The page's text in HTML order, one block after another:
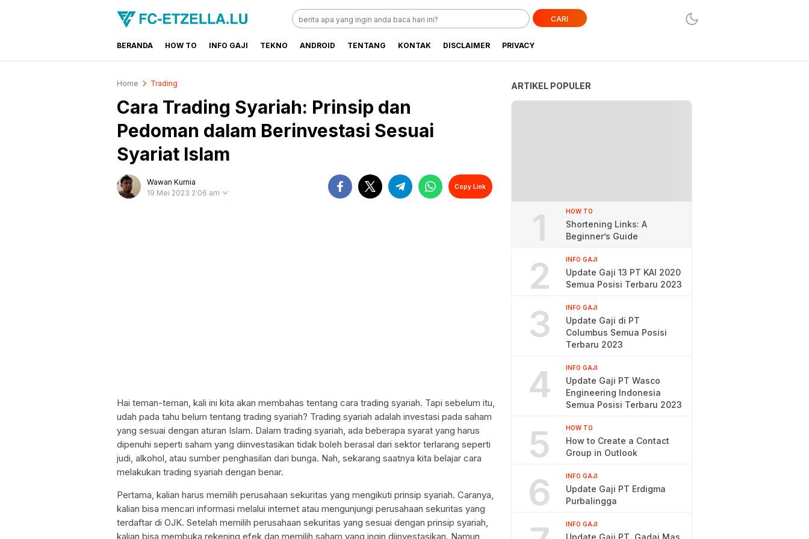
FC-ETZELLA.LU
Share & Learn The World
CARI
BERANDA HOW TO INFO GAJI TEKNO ANDROID TENTANG KONTAK DISCLAIMER PRIVACY
Home Trading
Cara Trading Syariah: Prinsip dan
Pedoman dalam Berinvestasi Sesuai
Syariat Islam
Wawan Kurnia
19 Mei 2023 2:06 am
Copy Link
Hai teman-teman, kali ini kita akan membahas tentang cara trading syariah. Tapi sebelum itu,
udah pada tahu belum tentang trading syariah? Trading syariah adalah investasi pada saham
yang sesuai dengan aturan Islam. Dalam trading syariah, ada beberapa syarat yang harus
dipenuhi seperti saham yang diinvestasikan tidak boleh berasal dari sektor terlarang seperti
judi, alkohol, atau sumber penghasilan dari bunga. Nah, sekarang saatnya kita belajar cara
melakukan trading syariah dengan benar.
Pertama, kalian harus memilih perusahaan sekuritas yang mengikuti prinsip syariah. Caranya,
kalian bisa mencari informasi melalui internet atau mengunjungi perusahaan sekuritas yang
terdaftar di OJK. Setelah memilih perusahaan sekuritas yang sesuai dengan prinsip syariah,
kalian bisa membuka rekening efek dan memilih saham yang ingin diinvestasikan. Namun,
ARTIKEL POPULER
1 HOW TO
Shortening Links: A
Beginner’s Guide
2 INFO GAJI
Update Gaji 13 PT KAI 2020
Semua Posisi Terbaru 2023
3 INFO GAJI
Update Gaji di PT
Columbus Semua Posisi
Terbaru 2023
4 INFO GAJI
Update Gaji PT Wasco
Engineering Indonesia
Semua Posisi Terbaru 2023
5 HOW TO
How to Create a Contact
Group in Outlook
6 INFO GAJI
Update Gaji PT Erdigma
Purbalingga
INFO GAJI
Update Gaji PT. Gadai Mas